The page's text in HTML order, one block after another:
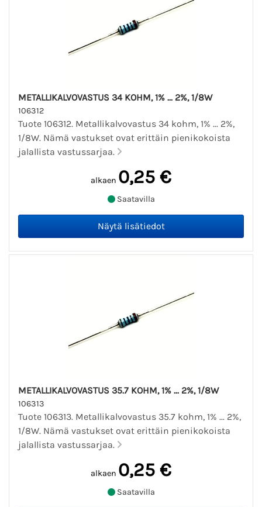
METALLIKALVOVASTUS 34 KOHM, 1% ... 2%, 1/8W
106312
Tuote 106312. Metallikalvovastus 34 kohm, 1% ... 2%,
1/8W. Nämä vastukset ovat erittäin pienikokoista
jalallista vastussarjaa.
alkaen 0,25 €
Saatavilla
METALLIKALVOVASTUS 35.7 KOHM, 1% ... 2%, 1/8W
106313
Tuote 106313. Metallikalvovastus 35.7 kohm, 1% ... 2%,
1/8W. Nämä vastukset ovat erittäin pienikokoista
jalallista vastussarjaa.
alkaen 0,25 €
Saatavilla